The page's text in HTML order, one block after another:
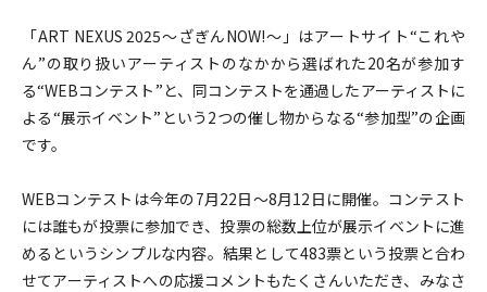
「ART NEXUS 2025〜ざぎんNOW!〜」はアートサイト“これや
ん”の取り扱いアーティストのなかから選ばれた20名が参加す
る“WEBコンテスト”と、同コンテストを通過したアーティストに
よる“展示イベント”という2つの催し物からなる“参加型”の企画
です。
WEBコンテストは今年の7月22日〜8月12日に開催。コンテスト
には誰もが投票に参加でき、投票の総数上位が展示イベントに進
めるというシンプルな内容。結果として483票という投票と合わ
せてアーティストへの応援コメントもたくさんいただき、みなさ